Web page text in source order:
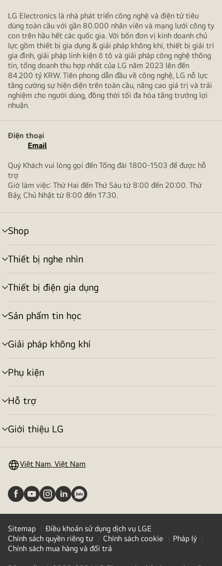
LG Electronics là nhà phát triển công nghệ và điện tử tiêu
dùng toàn cầu với gần 80.000 nhân viên và mạng lưới công ty
con trên hầu hết các quốc gia. Với bốn đơn vị kinh doanh chủ
lực gồm thiết bị gia dụng & giải pháp không khí, thiết bị giải trí
gia đình, giải pháp linh kiện ô tô và giải pháp công nghệ thông
tin, tổng doanh thu hợp nhất của LG năm 2023 lên đến
84.200 tỷ KRW. Tiên phong dẫn đầu về công nghệ, LG nỗ lực
tăng cường sự hiện diện trên toàn cầu, nâng cao giá trị và trải
nghiệm cho người dùng, đồng thời tối đa hóa tăng trưởng lợi
nhuận.
Điện thoại
Email
Quý Khách vui lòng gọi đến Tổng đài 1800-1503 để được hỗ
trợ
Giờ làm việc: Thứ Hai đến Thứ Sáu từ 8:00 đến 20:00. Thứ
Bảy, Chủ Nhật từ 8:00 đến 17:30.
Shop
bật/tắt
menu
Thiết bị nghe nhìn
bật/tắt
menu
Thiết bị điện gia dụng
bật/tắt
menu
Sản phẩm tin học
bật/tắt
menu
Giải pháp không khí
bật/tắt
menu
Phụ kiện
bật/tắt
menu
Hỗ trợ
bật/tắt
menu
Giới thiệu LG
bật/tắt
Việt Nam, Việt Nam
Sitemap
Điều khoản sử dụng dịch vụ LGE
Chính sách quyền riêng tư
Chính sách cookie
Pháp lý
Chính sách mua hàng và đổi trả